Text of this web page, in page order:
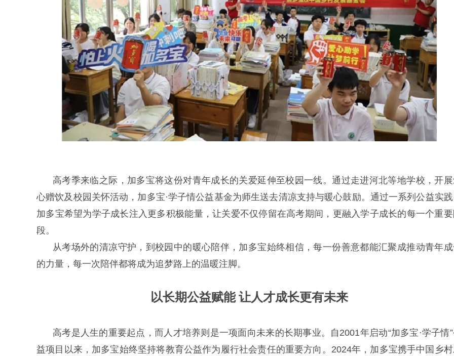
高考季来临之际，加多宝将这份对青年成长的关爱延伸至校园一线。通过走进河北等地学校，开
心赠饮及校园关怀活动，加多宝·学子情公益基金为师生送去清凉支持与暖心鼓励。通过一系列公益实
加多宝希望为学子成长注入更多积极能量，让关爱不仅停留在高考期间，更融入学子成长的每一个重
段。
从考场外的清凉守护，到校园中的暖心陪伴，加多宝始终相信，每一份善意都能汇聚成推动青年
的力量，每一次陪伴都将成为追梦路上的温暖注脚。
以长期公益赋能 让人才成长更有未来
高考是人生的重要起点，而人才培养则是一项面向未来的长期事业。自2001年启动“加多宝·学子情
益项目以来，加多宝始终坚持将教育公益作为履行社会责任的重要方向。2024年，加多宝携手中国乡